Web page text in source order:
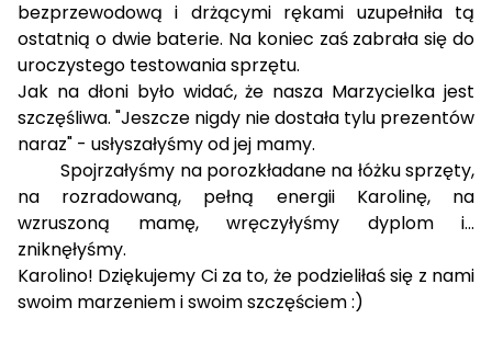
bezprzewodową i drżącymi rękami uzupełniła tą
ostatnią o dwie baterie. Na koniec zaś zabrała się do
uroczystego testowania sprzętu.
Jak na dłoni było widać, że nasza Marzycielka jest
szczęśliwa. "Jeszcze nigdy nie dostała tylu prezentów
naraz" - usłyszałyśmy od jej mamy.
Spojrzałyśmy na porozkładane na łóżku sprzęty,
na rozradowaną, pełną energii Karolinę, na
wzruszoną mamę, wręczyłyśmy dyplom i...
zniknęłyśmy.
Karolino! Dziękujemy Ci za to, że podzieliłaś się z nami
swoim marzeniem i swoim szczęściem :)